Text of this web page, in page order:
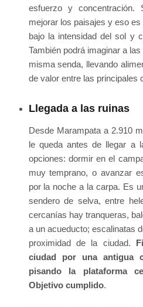
esfuerzo y concentración.
mejorar los paisajes y eso
bajo la intensidad del sol y
También podrá imaginar a
misma senda, llevando
de valor entre las principales
Llegada a las ruinas
Desde Marampata a 2.910
le queda antes de llegar a
opciones: dormir en el
muy temprano, o avanzar
por la noche a la carpa. Es
sendero de selva, entre
cercanías hay tranqueras,
a un acueducto; escalinatas
proximidad de la ciudad.
ciudad por una antigua
pisando la plataforma
Objetivo cumplido.